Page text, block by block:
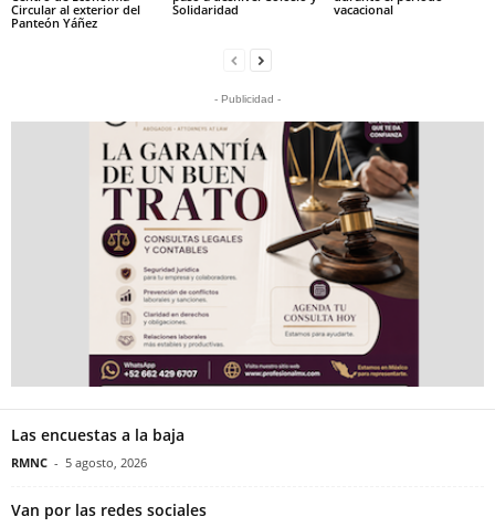
Circular al exterior del
Panteón Yáñez
Solidaridad
vacacional
- Publicidad -
Las encuestas a la baja
RMNC - 5 agosto, 2026
Van por las redes sociales